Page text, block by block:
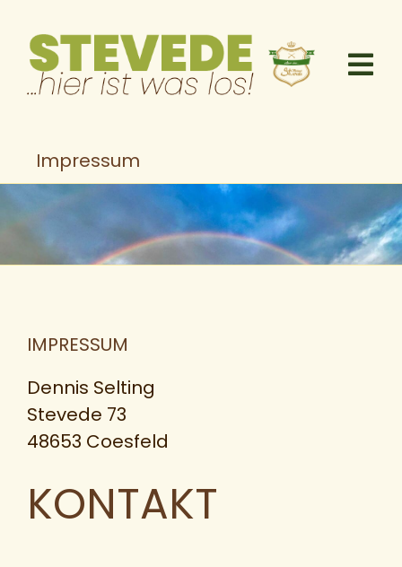
content
Bruderschaft
Über Stevede
Kirche
Impressum
IMPRESSUM
Dennis Selting
Stevede 73
48653 Coesfeld
KONTAKT